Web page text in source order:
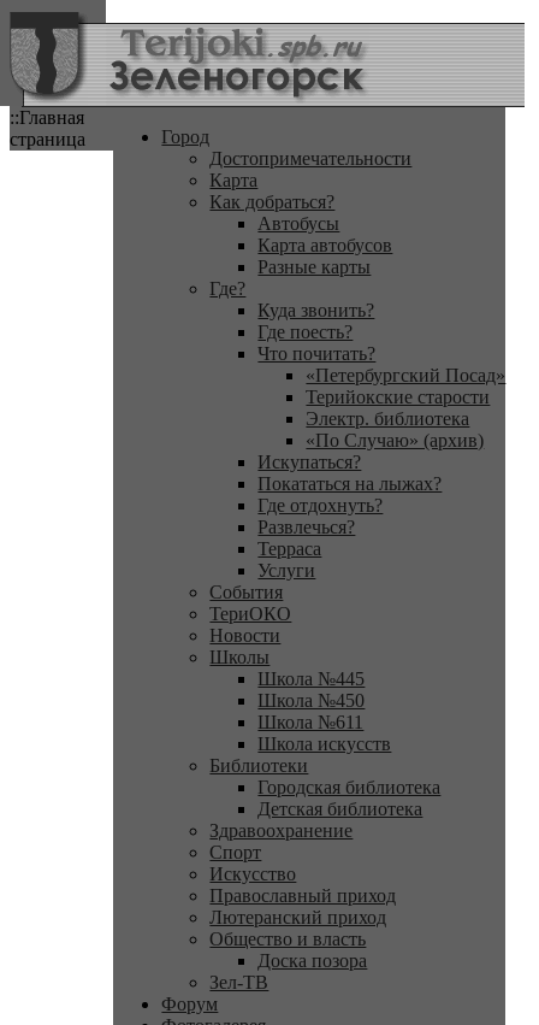
::Главная
страница
Город
Достопримечательности
Карта
Как добраться?
Автобусы
Карта автобусов
Разные карты
Где?
Куда звонить?
Где поесть?
Что почитать?
«Петербургский Посад»
Терийокские старости
Электр. библиотека
«По Случаю» (архив)
Искупаться?
Покататься на лыжах?
Где отдохнуть?
Развлечься?
Терраса
Услуги
События
ТериОКО
Новости
Школы
Школа №445
Школа №450
Школа №611
Школа искусств
Библиотеки
Городская библиотека
Детская библиотека
Здравоохранение
Спорт
Искусство
Православный приход
Лютеранский приход
Общество и власть
Доска позора
Зел-ТВ
Форум